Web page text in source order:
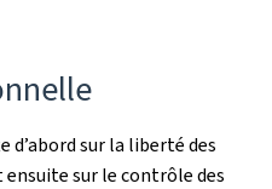
d’abord sur la liberté des
sur le contrôle des